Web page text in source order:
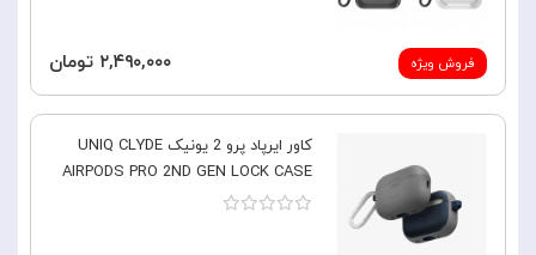
فروش ویژه ۲,۴۹۰,۰۰۰ تومان
کاور ایرپاد پرو 2 یونیک UNIQ CLYDE
AIRPODS PRO 2ND GEN LOCK CASE